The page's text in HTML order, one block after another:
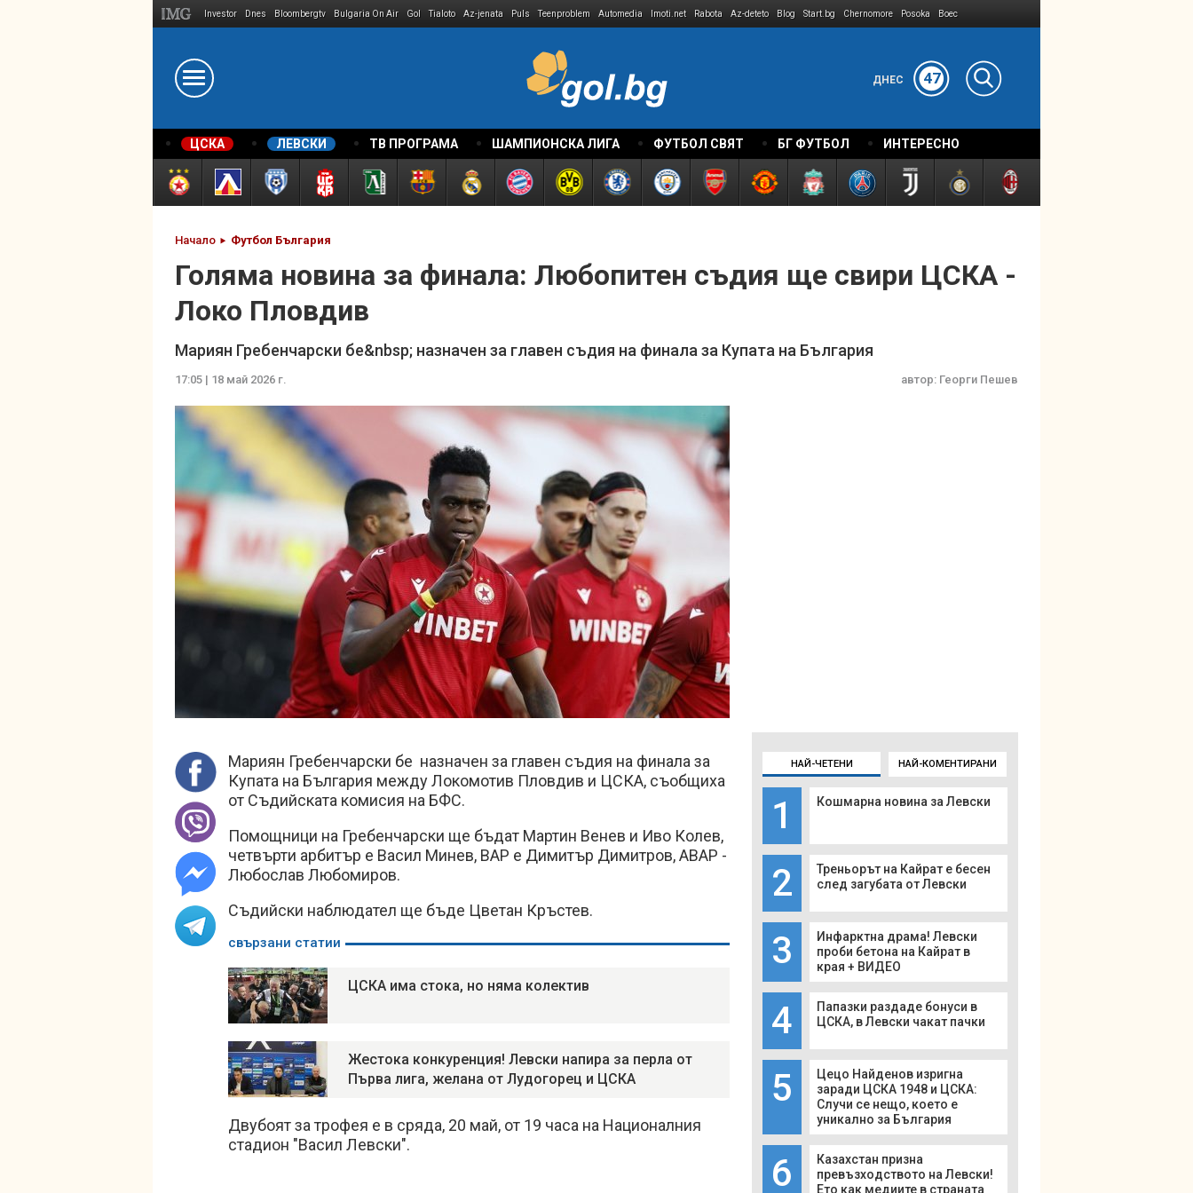
Investor Dnes Bloombergtv Bulgaria On Air Gol Tialoto Az-jenata Puls Teenproblem Automedia Imoti.net Rabota Az-deteto Blog Start.bg Chernomore Posoka Boec
ДНЕС 47
ЦСКА ЛЕВСКИ ТВ ПРОГРАМА ШАМПИОНСКА ЛИГА ФУТБОЛ СВЯТ БГ ФУТБОЛ ИНТЕРЕСНО
Начало Футбол България
Голяма новина за финала: Любопитен съдия ще свири ЦСКА -
Локо Пловдив
Мариян Гребенчарски бе&nbsp; назначен за главен съдия на финала за Купата на България
17:05 | 18 май 2026 г. автор: Георги Пешев
Мариян Гребенчарски бе назначен за главен съдия на финала за
Купата на България между Локомотив Пловдив и ЦСКА, съобщиха
от Съдийската комисия на БФС.
Помощници на Гребенчарски ще бъдат Мартин Венев и Иво Колев,
четвърти арбитър е Васил Минев, ВАР е Димитър Димитров, АВАР -
Любослав Любомиров.
Съдийски наблюдател ще бъде Цветан Кръстев.
свързани статии
ЦСКА има стока, но няма колектив
Жестока конкуренция! Левски напира за перла от
Първа лига, желана от Лудогорец и ЦСКА
Двубоят за трофея е в сряда, 20 май, от 19 часа на Националния
стадион "Васил Левски".
НАЙ-ЧЕТЕНИ НАЙ-КОМЕНТИРАНИ
1 Кошмарна новина за Левски
2
Треньорът на Кайрат е бесен
след загубата от Левски
3
Инфарктна драма! Левски
проби бетона на Кайрат в
края + ВИДЕО
4
Папазки раздаде бонуси в
ЦСКА, в Левски чакат пачки
5
Цецо Найденов изригна
заради ЦСКА 1948 и ЦСКА:
Случи се нещо, което е
уникално за България
6
Казахстан призна
превъзходството на Левски!
Ето как медиите в страната